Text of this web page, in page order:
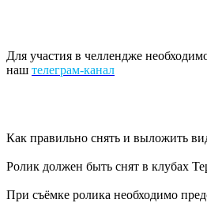
Для участия в челлендже
наш телеграм-канал
Как правильно снять и выложить
Ролик должен быть снят в клубах
При съёмке ролика необходимо